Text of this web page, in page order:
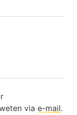
via e-mail.